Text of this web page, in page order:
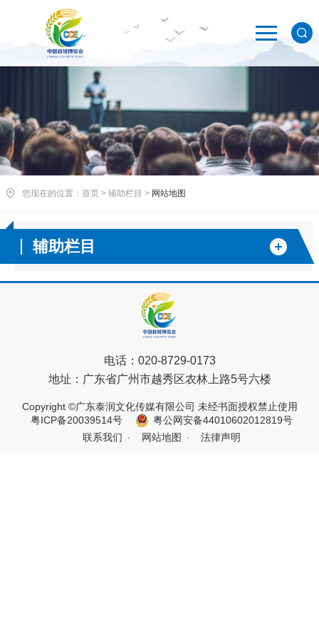
您现在的位置： 首页> 辅助栏目 > 网站地图
辅助栏目
电话： 020-8729-0173
地址： 广东省广州市越秀区农林上路5号六楼
Copyright ©广东泰润文化传媒有限公司 未经书面授权禁止使用
粤ICP备20039514号
粤公网安备44010602012819号
联系我们
网站地图 法律声明